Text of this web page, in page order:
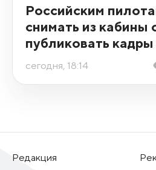
Российским
снимать из кабины
публиковать
сегодня, 18:14
Редакция